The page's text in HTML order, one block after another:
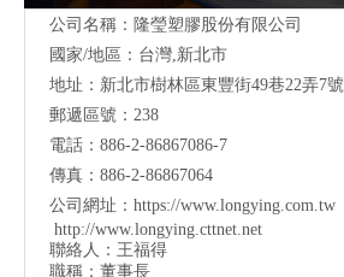
公司名稱：隆瑩塑膠股份有限公司
國家/地區：台灣,新北市
地址：新北市樹林區東豐街49巷22弄7號
郵遞區號：238
電話：886-2-86867086-7
傳真：886-2-86867064
公司網址： https://www.longying.com.tw
http://www.longying.cttnet.net
聯絡人：王福得
職稱： 董事長